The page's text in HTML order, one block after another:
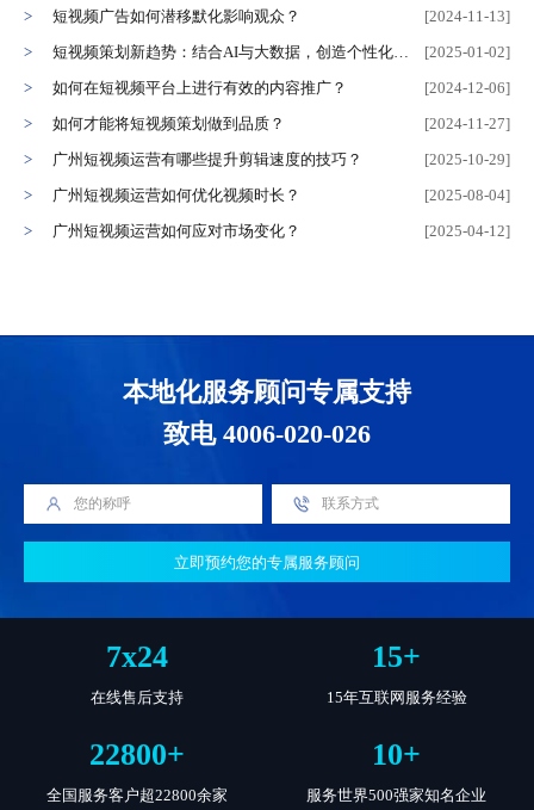
短视频广告如何潜移默化影响观众？
[2024-11-13]
短视频策划新趋势：结合AI与大数据，创造个性化内容
[2025-01-02]
如何在短视频平台上进行有效的内容推广？
[2024-12-06]
如何才能将短视频策划做到品质？
[2024-11-27]
广州短视频运营有哪些提升剪辑速度的技巧？
[2025-10-29]
广州短视频运营如何优化视频时长？
[2025-08-04]
广州短视频运营如何应对市场变化？
[2025-04-12]
本地化服务顾问专属支持
致电 4006-020-026
立即预约您的专属服务顾问
7x24
在线售后支持
15+
15年互联网服务经验
22800+
全国服务客户超22800余家
10+
服务世界500强家知名企业